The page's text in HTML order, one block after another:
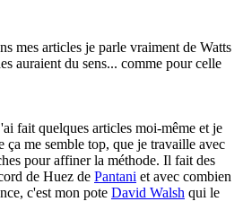
mes articles je parle vraiment de Watts
auraient du sens... comme pour celle
fait quelques articles moi-même et je
ça me semble top, que je travaille avec
pour affiner la méthode. Il fait des
de Huez de Pantani et avec combien
c'est mon pote David Walsh qui le